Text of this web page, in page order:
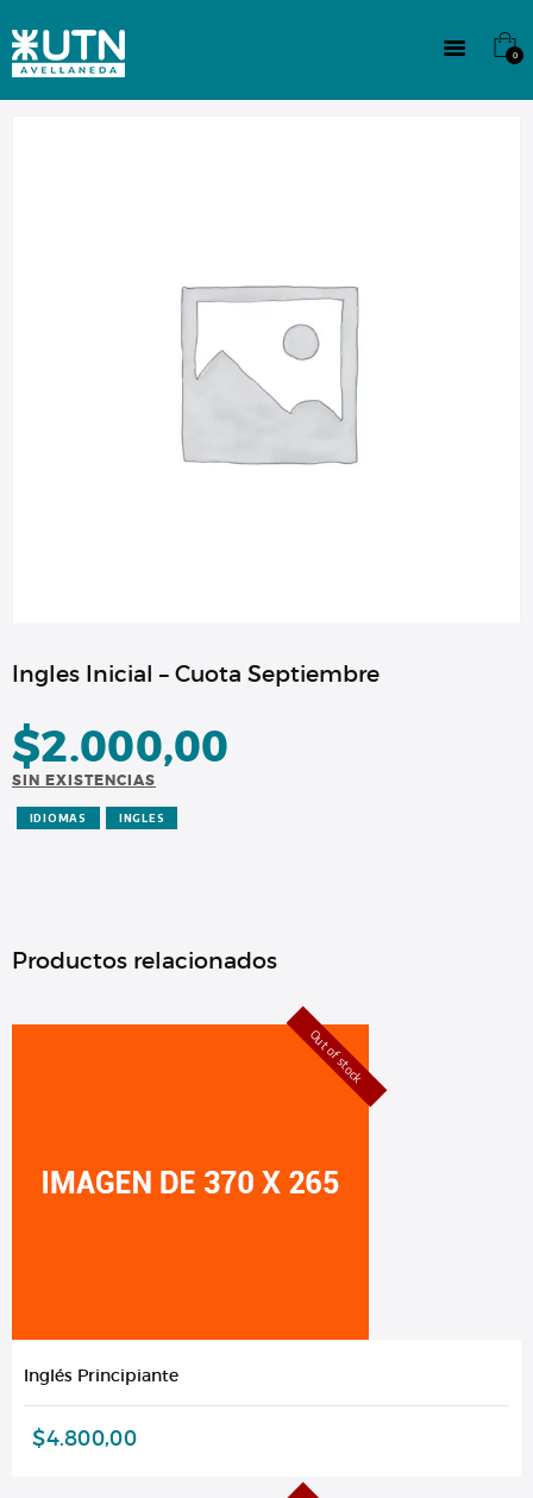
0
CULTURA
Ingles Inicial – Cuota Septiembre
$2.000,00
SIN EXISTENCIAS
IDIOMAS INGLES
Productos relacionados
Out of stock
Inglés Principiante
$4.800,00